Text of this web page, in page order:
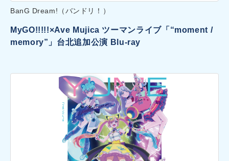
BanG Dream!（バンドリ！）
MyGO!!!!!×Ave Mujica ツーマンライブ「“moment /
memory”」台北追加公演 Blu-ray